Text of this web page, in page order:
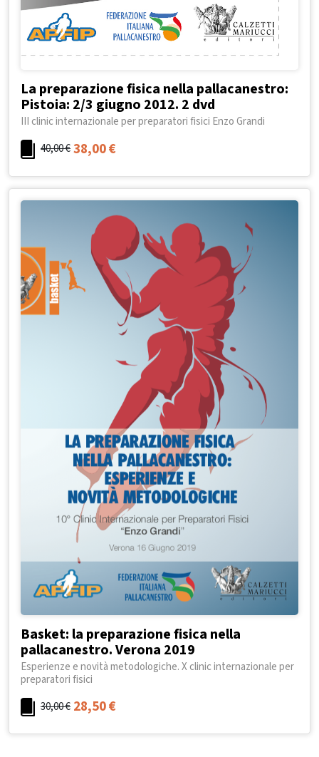
La preparazione fisica nella pallacanestro:
Pistoia: 2/3 giugno 2012. 2 dvd
III clinic internazionale per preparatori fisici Enzo Grandi
40,00€38,00€
Basket: la preparazione fisica nella
pallacanestro. Verona 2019
Esperienze e novità metodologiche. X clinic internazionale per
preparatori fisici
30,00€ 28,50€